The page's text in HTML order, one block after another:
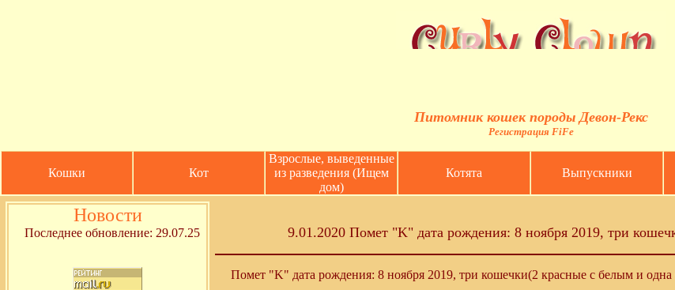
Питомник кошек породы Девон-Рекс
Регистрация FiFe
Кошки Кот
Взрослые, выведенные
из разведения (Ищем
дом)
Котята Выпускники
Новости
Последнее обновление: 29.07.25 9.01.2020 Помет "K" дата рождения: 8 ноября 2019, три
Помет "K" дата рождения: 8 ноября 2019, три кошечки(2 красные с белым и одна